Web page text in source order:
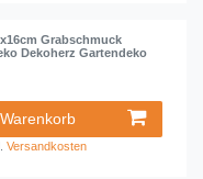
Grabschmuck
Dekoherz Gartendeko
Versandkosten